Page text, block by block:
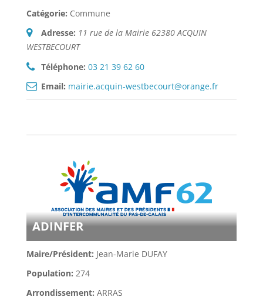
Catégorie: Commune
Adresse: 11 rue de la Mairie 62380 ACQUIN
WESTBECOURT
Téléphone: 03 21 39 62 60
Email: mairie.acquin-westbecourt@orange.fr
ADINFER
Maire/Président: Jean-Marie DUFAY
Population: 274
Arrondissement: ARRAS